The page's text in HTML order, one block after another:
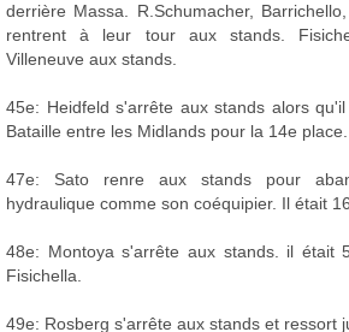
derrière Massa. R.Schumacher,
rentrent à leur tour aux stands.
Villeneuve aux stands.
45e: Heidfeld s'arrête aux stands alors
Bataille entre les Midlands pour la 14e place.
47e: Sato renre aux stands pour
hydraulique comme son coéquipier. Il était
48e: Montoya s'arrête aux stands. il était
Fisichella.
49e: Rosberg s'arrête aux stands et ressort